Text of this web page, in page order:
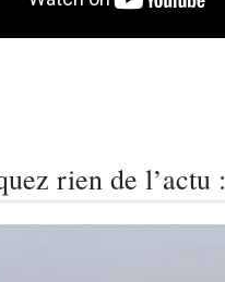
rien de l’actu :